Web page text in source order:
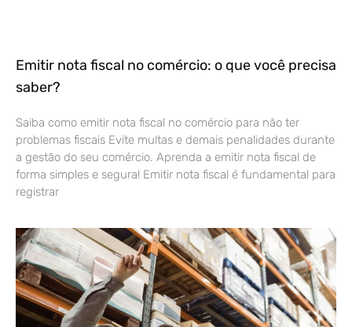
Emitir nota fiscal no comércio: o que você precisa
saber?
Saiba como emitir nota fiscal no comércio para não ter
problemas fiscais Evite multas e demais penalidades durante
a gestão do seu comércio. Aprenda a emitir nota fiscal de
forma simples e segura! Emitir nota fiscal é fundamental para
registrar